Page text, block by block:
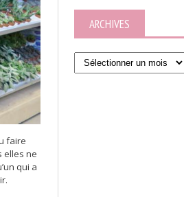
faire
elles ne
qui a
ARCHIVES
Archives